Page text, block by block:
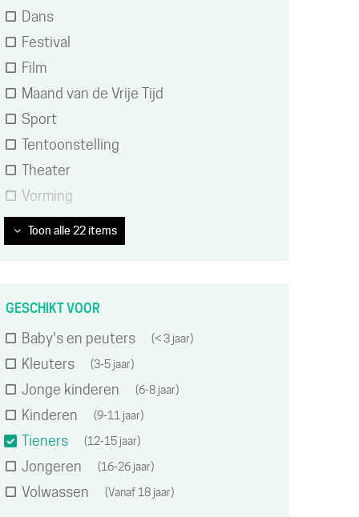
Dans
Festival
Film
Maand van de Vrije Tijd
Sport
Tentoonstelling
Theater
Vorming
Toon alle 22 items
GESCHIKT VOOR
Baby's en peuters < 3 jaar
Kleuters 3-5 jaar
Jonge kinderen 6-8 jaar
Kinderen 9-11 jaar
Tieners 12-15 jaar
Jongeren 16-26 jaar
Volwassen Vanaf 18 jaar